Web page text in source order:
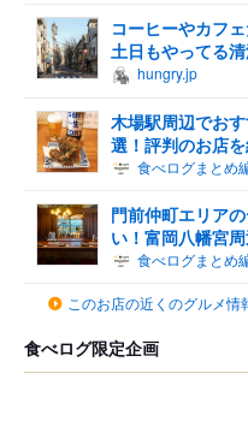
コーヒーやカフ
土日もやってる
hungry.jp
木場駅周辺でお
選！評判のお店
食べログまとめ
門前仲町エリア
い！富岡八幡宮
食べログまとめ
このお店の近くのグルメ
食べログ限定企画